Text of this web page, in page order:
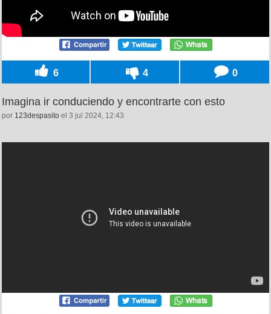
6 4 0
Imagina ir conduciendo y encontrarte con esto
por 123despasito el 3 jul 2024, 12:43